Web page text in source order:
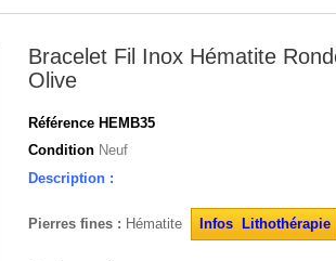
Bracelet Fil Inox Hématite
Olive
Référence HEMB35
Condition Neuf
Description :
Pierres fines : Hématite Infos Lithothérapie